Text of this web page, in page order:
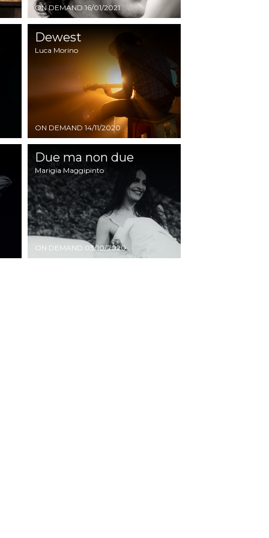
ON DEMAND 16/01/2021
Dewest
Luca Morino
ON DEMAND 14/11/2020
Due ma non due
Marigia Maggipinto
ON DEMAND 03/10/2020